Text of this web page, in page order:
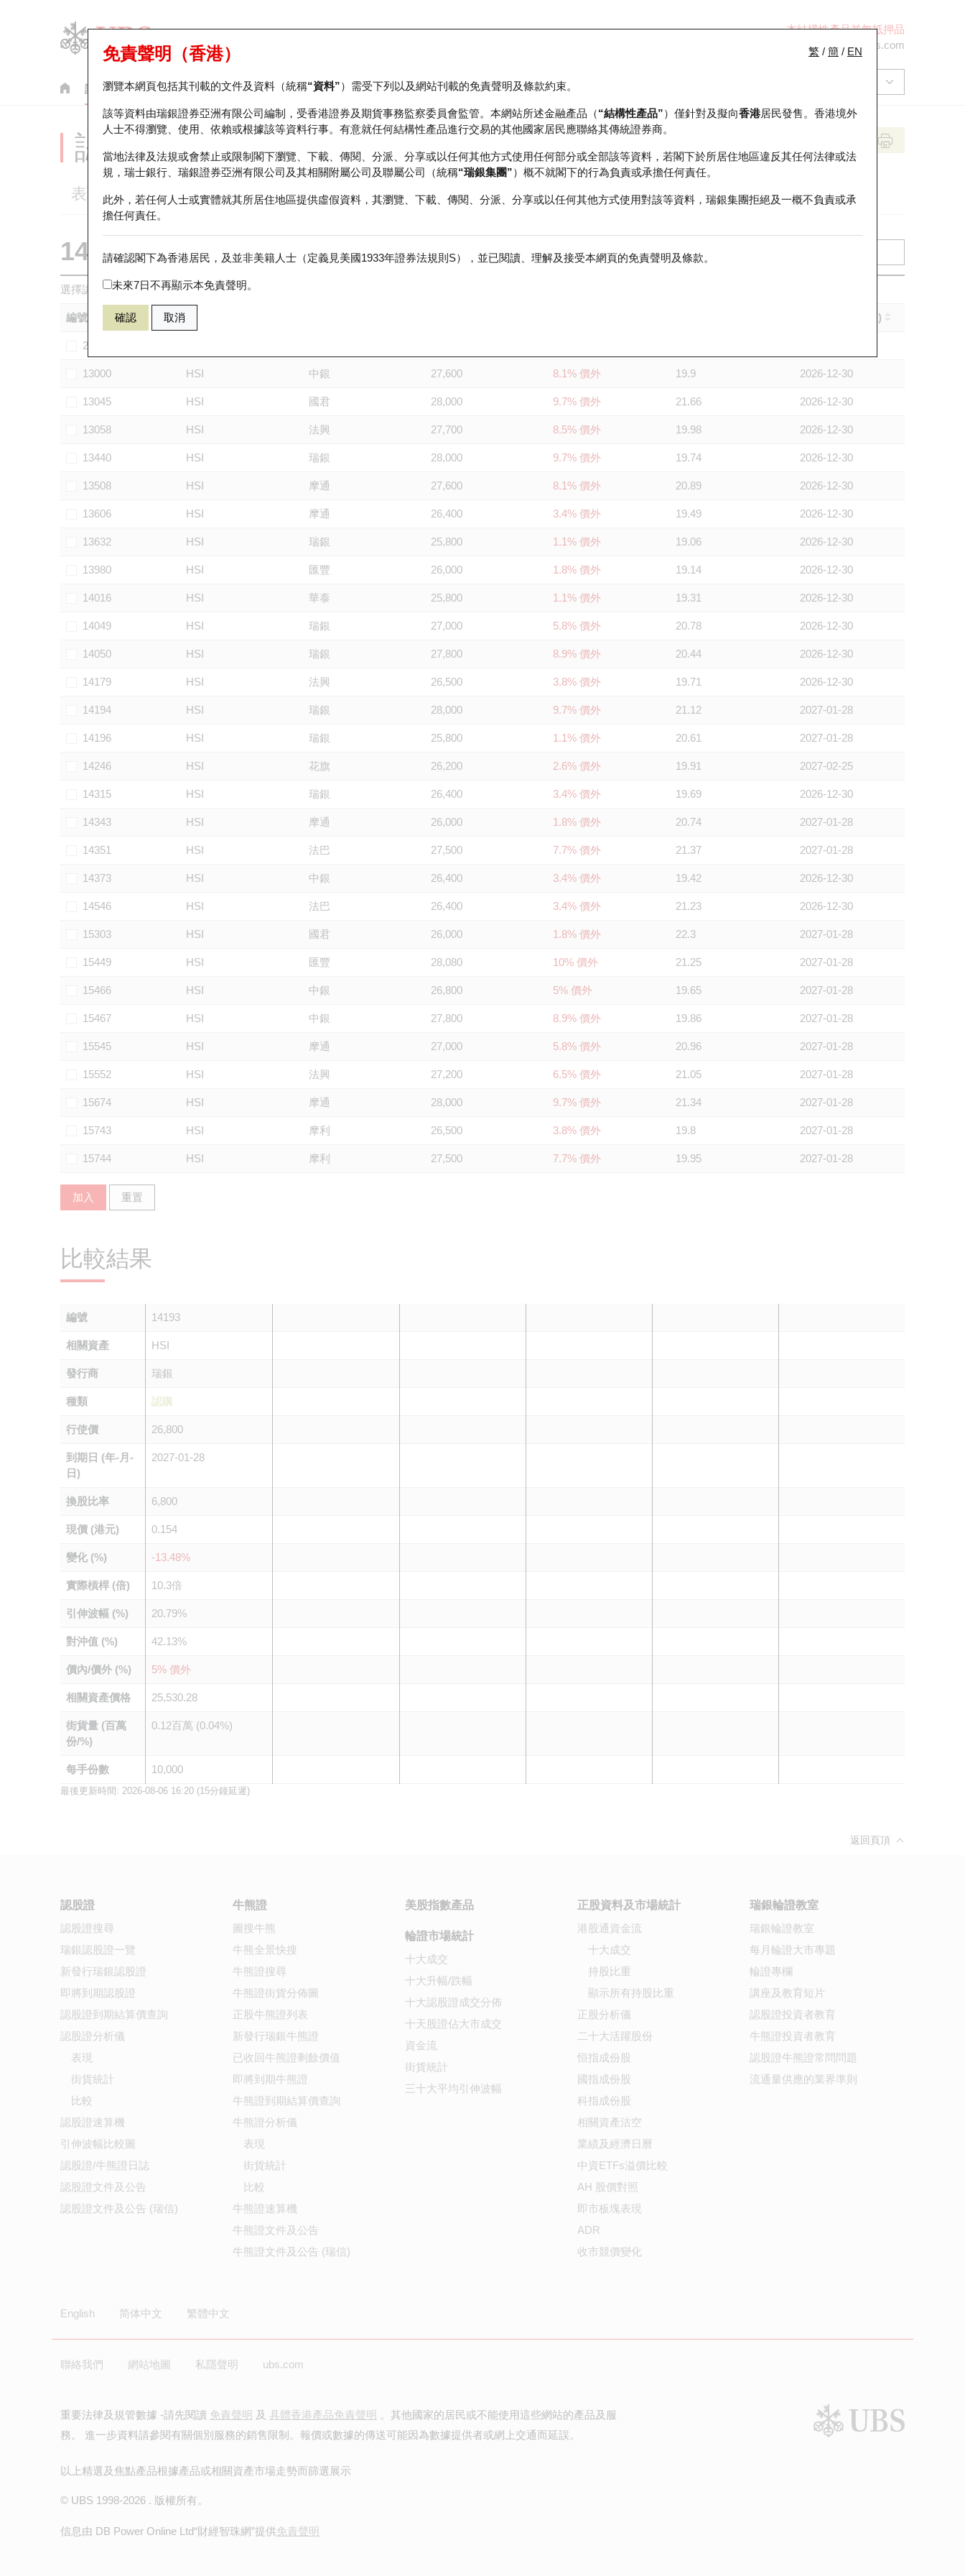
本結構性產品並無抵押品
ol-hkwarrants@ubs.com
認股證 牛熊證 美股指數產品 輪證市場統計 正股資料及市場統計 瑞銀輪證教室
繁 / 簡 / EN
免責聲明（香港）
瀏覽本網頁包括其刊載的文件及資料（統稱“資料”）需受下列以及網站刊載的免責聲明及條款約束。
該等資料由瑞銀證券亞洲有限公司編制，受香港證券及期貨事務監察委員會監管。本網站所述金融產品（“結構性產品”）僅針對及擬向香港居民發售。香港境外
人士不得瀏覽、使用、依賴或根據該等資料行事。有意就任何結構性產品進行交易的其他國家居民應聯絡其傳統證券商。
當地法律及法規或會禁止或限制閣下瀏覽、下載、傳閱、分派、分享或以任何其他方式使用任何部分或全部該等資料，若閣下於所居住地區違反其任何法律或法
規，瑞士銀行、瑞銀證券亞洲有限公司及其相關附屬公司及聯屬公司（統稱“瑞銀集團”）概不就閣下的行為負責或承擔任何責任。
此外，若任何人士或實體就其所居住地區提供虛假資料，其瀏覽、下載、傳閱、分派、分享或以任何其他方式使用對該等資料，瑞銀集團拒絕及一概不負責或承
擔任何責任。
請確認閣下為香港居民，及並非美籍人士（定義見美國1933年證券法規則S），並已閱讀、理解及接受本網頁的免責聲明及條款。
未來7日不再顯示本免責聲明。
確認 取消
認股證分析儀
表現 街貨統計 比較
14193 瑞銀認購 HSI 恒生指數
選擇認股證作比較*你可以選擇最多五隻認股證
編號 到期日 (年-月-日)
29530
13000 HSI 中銀 27,600 8.1% 價外 19.9 2026-12-30
13045 HSI 國君 28,000 9.7% 價外 21.66 2026-12-30
13058 HSI 法興 27,700 8.5% 價外 19.98 2026-12-30
13440 HSI 瑞銀 28,000 9.7% 價外 19.74 2026-12-30
13508 HSI 摩通 27,600 8.1% 價外 20.89 2026-12-30
13606 HSI 摩通 26,400 3.4% 價外 19.49 2026-12-30
13632 HSI 瑞銀 25,800 1.1% 價外 19.06 2026-12-30
13980 HSI 匯豐 26,000 1.8% 價外 19.14 2026-12-30
14016 HSI 華泰 25,800 1.1% 價外 19.31 2026-12-30
14049 HSI 瑞銀 27,000 5.8% 價外 20.78 2026-12-30
14050 HSI 瑞銀 27,800 8.9% 價外 20.44 2026-12-30
14179 HSI 法興 26,500 3.8% 價外 19.71 2026-12-30
14194 HSI 瑞銀 28,000 9.7% 價外 21.12 2027-01-28
14196 HSI 瑞銀 25,800 1.1% 價外 20.61 2027-01-28
14246 HSI 花旗 26,200 2.6% 價外 19.91 2027-02-25
14315 HSI 瑞銀 26,400 3.4% 價外 19.69 2026-12-30
14343 HSI 摩通 26,000 1.8% 價外 20.74 2027-01-28
14351 HSI 法巴 27,500 7.7% 價外 21.37 2027-01-28
14373 HSI 中銀 26,400 3.4% 價外 19.42 2026-12-30
14546 HSI 法巴 26,400 3.4% 價外 21.23 2026-12-30
15303 HSI 國君 26,000 1.8% 價外 22.3 2027-01-28
15449 HSI 匯豐 28,080 10% 價外 21.25 2027-01-28
15466 HSI 中銀 26,800 5% 價外 19.65 2027-01-28
15467 HSI 中銀 27,800 8.9% 價外 19.86 2027-01-28
15545 HSI 摩通 27,000 5.8% 價外 20.96 2027-01-28
15552 HSI 法興 27,200 6.5% 價外 21.05 2027-01-28
15674 HSI 摩通 28,000 9.7% 價外 21.34 2027-01-28
15743 HSI 摩利 26,500 3.8% 價外 19.8 2027-01-28
15744 HSI 摩利 27,500 7.7% 價外 19.95 2027-01-28
加入 重置
比較結果
編號 14193
相關資產 HSI
發行商 瑞銀
種類 認購
行使價 26,800
到期日 (年-月-
日)
2027-01-28
換股比率 6,800
現價 (港元) 0.154
變化 (%) -13.48%
實際槓桿 (倍) 10.3倍
引伸波幅 (%) 20.79%
對沖值 (%) 42.13%
價內/價外 (%) 5% 價外
相關資產價格 25,530.28
街貨量 (百萬
份/%)
0.12百萬 (0.04%)
每手份數 10,000
最後更新時間: 2026-08-06 16:20 (15分鐘延遲)
返回頁頂
認股證
認股證搜尋
瑞銀認股證一覽
新發行瑞銀認股證
即將到期認股證
認股證到期結算價查詢
認股證分析儀
表現
街貨統計
比較
認股證速算機
引伸波幅比較圖
認股證/牛熊證日誌
認股證文件及公告
認股證文件及公告 (瑞信)
牛熊證
圖搜牛熊
牛熊全景快搜
牛熊證搜尋
牛熊證街貨分佈圖
正股牛熊證列表
新發行瑞銀牛熊證
已收回牛熊證剩餘價值
即將到期牛熊證
牛熊證到期結算價查詢
牛熊證分析儀
表現
街貨統計
比較
牛熊證速算機
牛熊證文件及公告
牛熊證文件及公告 (瑞信)
美股指數產品
輪證市場統計
十大成交
十大升幅/跌幅
十大認股證成交分佈
十天股證佔大市成交
資金流
街貨統計
三十大平均引伸波幅
正股資料及市場統計
港股通資金流
十大成交
持股比重
顯示所有持股比重
正股分析儀
二十大活躍股份
恒指成份股
國指成份股
科指成份股
相關資產沽空
業績及經濟日曆
中資ETFs溢價比較
AH 股價對照
即市板塊表現
ADR
收市競價變化
瑞銀輪證教室
瑞銀輪證教室
每月輪證大市專題
輪證專欄
講座及教育短片
認股證投資者教育
牛熊證投資者教育
認股證牛熊證常問問題
流通量供應的業界準則
English 简体中文 繁體中文
聯絡我們 網站地圖 私隱聲明 ubs.com
重要法律及規管數據 -請先閱讀 免責聲明 及 具體香港產品免責聲明 。其他國家的居民或不能使用這些網站的產品及服
務。 進一步資料請參閱有關個別服務的銷售限制。報價或數據的傳送可能因為數據提供者或網上交通而延誤。
以上精選及焦點產品根據產品或相關資產市場走勢而篩選展示
© UBS 1998-2026 . 版權所有。
信息由 DB Power Online Ltd“財經智珠網”提供免責聲明